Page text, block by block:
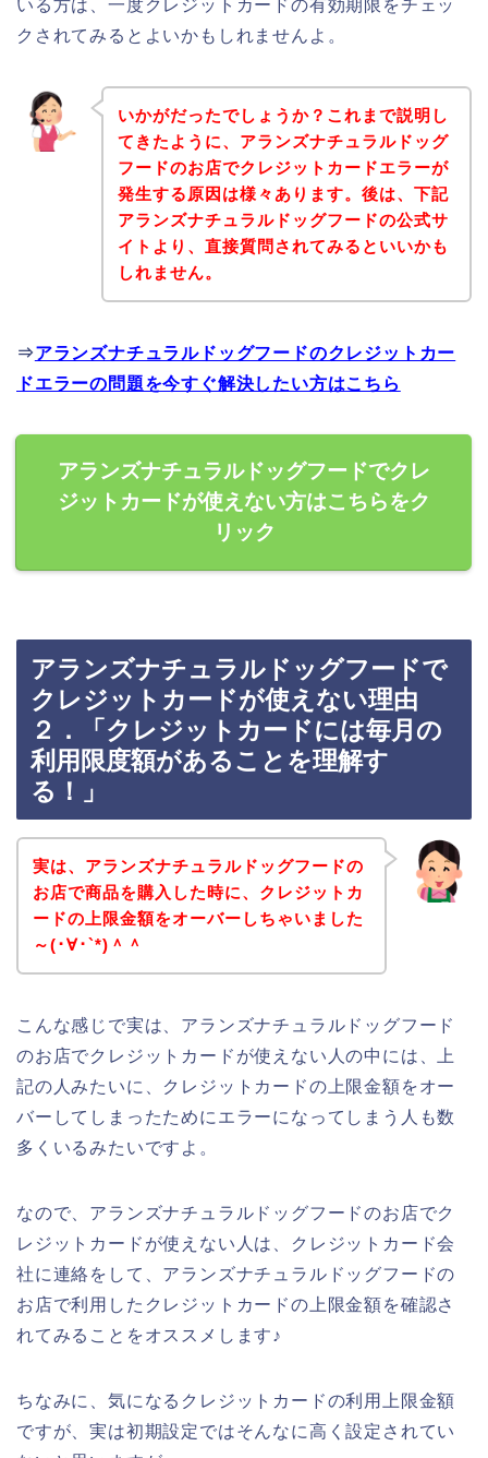
いる方は、一度クレジットカードの有効期限をチェッ
クされてみるとよいかもしれませんよ。
いかがだったでしょうか？これまで説明し
てきたように、アランズナチュラルドッグ
フードのお店でクレジットカードエラーが
発生する原因は様々あります。後は、下記
アランズナチュラルドッグフードの公式サ
イトより、直接質問されてみるといいかも
しれません。
⇒アランズナチュラルドッグフードのクレジットカー
ドエラーの問題を今すぐ解決したい方はこちら
アランズナチュラルドッグフードでクレ
ジットカードが使えない方はこちらをク
リック
アランズナチュラルドッグフードで
クレジットカードが使えない理由
２．「クレジットカードには毎月の
利用限度額があることを理解す
る！」
実は、アランズナチュラルドッグフードの
お店で商品を購入した時に、クレジットカ
ードの上限金額をオーバーしちゃいました
～(･∀･`*)＾＾
こんな感じで実は、アランズナチュラルドッグフード
のお店でクレジットカードが使えない人の中には、上
記の人みたいに、クレジットカードの上限金額をオー
バーしてしまったためにエラーになってしまう人も数
多くいるみたいですよ。
なので、アランズナチュラルドッグフードのお店でク
レジットカードが使えない人は、クレジットカード会
社に連絡をして、アランズナチュラルドッグフードの
お店で利用したクレジットカードの上限金額を確認さ
れてみることをオススメします♪
ちなみに、気になるクレジットカードの利用上限金額
ですが、実は初期設定ではそんなに高く設定されてい